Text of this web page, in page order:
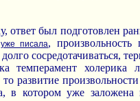
ответ был подготовлен
писала,
сосредотачиваться,
темперамент холерика
развитие произвольности
в котором уже заложена